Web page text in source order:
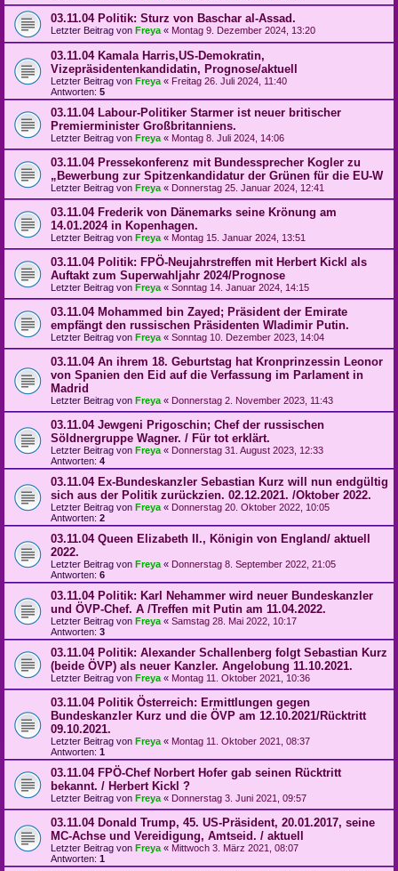
03.11.04 Politik: Sturz von Baschar al-Assad.
Letzter Beitrag von Freya « Montag 9. Dezember 2024, 13:20
03.11.04 Kamala Harris,US-Demokratin,
Vizepräsidentenkandidatin, Prognose/aktuell
Letzter Beitrag von Freya « Freitag 26. Juli 2024, 11:40
Antworten: 5
03.11.04 Labour-Politiker Starmer ist neuer britischer
Premierminister Großbritanniens.
Letzter Beitrag von Freya « Montag 8. Juli 2024, 14:06
03.11.04 Pressekonferenz mit Bundessprecher Kogler zu
„Bewerbung zur Spitzenkandidatur der Grünen für die EU-W
Letzter Beitrag von Freya « Donnerstag 25. Januar 2024, 12:41
03.11.04 Frederik von Dänemarks seine Krönung am
14.01.2024 in Kopenhagen.
Letzter Beitrag von Freya « Montag 15. Januar 2024, 13:51
03.11.04 Politik: FPÖ-Neujahrstreffen mit Herbert Kickl als
Auftakt zum Superwahljahr 2024/Prognose
Letzter Beitrag von Freya « Sonntag 14. Januar 2024, 14:15
03.11.04 Mohammed bin Zayed; Präsident der Emirate
empfängt den russischen Präsidenten Wladimir Putin.
Letzter Beitrag von Freya « Sonntag 10. Dezember 2023, 14:04
03.11.04 An ihrem 18. Geburtstag hat Kronprinzessin Leonor
von Spanien den Eid auf die Verfassung im Parlament in
Madrid
Letzter Beitrag von Freya « Donnerstag 2. November 2023, 11:43
03.11.04 Jewgeni Prigoschin; Chef der russischen
Söldnergruppe Wagner. / Für tot erklärt.
Letzter Beitrag von Freya « Donnerstag 31. August 2023, 12:33
Antworten: 4
03.11.04 Ex-Bundeskanzler Sebastian Kurz will nun endgültig
sich aus der Politik zurückzien. 02.12.2021. /Oktober 2022.
Letzter Beitrag von Freya « Donnerstag 20. Oktober 2022, 10:05
Antworten: 2
03.11.04 Queen Elizabeth II., Königin von England/ aktuell
2022.
Letzter Beitrag von Freya « Donnerstag 8. September 2022, 21:05
Antworten: 6
03.11.04 Politik: Karl Nehammer wird neuer Bundeskanzler
und ÖVP-Chef. A /Treffen mit Putin am 11.04.2022.
Letzter Beitrag von Freya « Samstag 28. Mai 2022, 10:17
Antworten: 3
03.11.04 Politik: Alexander Schallenberg folgt Sebastian Kurz
(beide ÖVP) als neuer Kanzler. Angelobung 11.10.2021.
Letzter Beitrag von Freya « Montag 11. Oktober 2021, 10:36
03.11.04 Politik Österreich: Ermittlungen gegen
Bundeskanzler Kurz und die ÖVP am 12.10.2021/Rücktritt
09.10.2021.
Letzter Beitrag von Freya « Montag 11. Oktober 2021, 08:37
Antworten: 1
03.11.04 FPÖ-Chef Norbert Hofer gab seinen Rücktritt
bekannt. / Herbert Kickl ?
Letzter Beitrag von Freya « Donnerstag 3. Juni 2021, 09:57
03.11.04 Donald Trump, 45. US-Präsident, 20.01.2017, seine
MC-Achse und Vereidigung, Amtseid. / aktuell
Letzter Beitrag von Freya « Mittwoch 3. März 2021, 08:07
Antworten: 1